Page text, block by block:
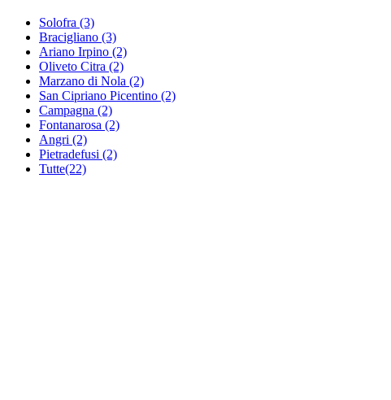
Solofra (3)
Bracigliano (3)
Ariano Irpino (2)
Oliveto Citra (2)
Marzano di Nola (2)
San Cipriano Picentino (2)
Campagna (2)
Fontanarosa (2)
Angri (2)
Pietradefusi (2)
Tutte(22)